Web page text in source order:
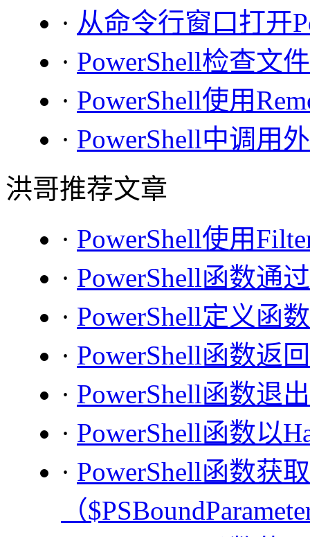
· 从命令行窗口打开
· PowerShell检查文
· PowerShell使用
· PowerShell中调用
洪哥推荐文章
· PowerShell使用
· PowerShell函数通
· PowerShell定义函
· PowerShell函数返
· PowerShell函数退
· PowerShell函数以
· PowerShell函数获
（